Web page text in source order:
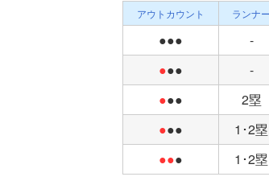
アウトカウント ランナー
●●● -
●●● -
●●● 2塁
●●● 1･2塁
●●● 1･2塁